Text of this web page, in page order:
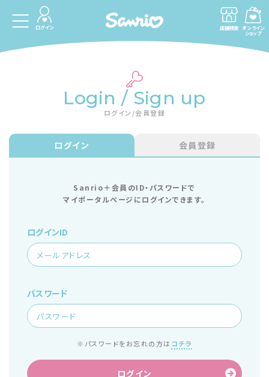
ログイン 店舗検索 オンライン
ショップ
Login / Sign up
ログイン/会員登録
ログイン 会員登録
Sanrio＋会員のID・パスワードで
マイポータルページにログインできます。
ログインID
パスワード
※パスワードをお忘れの方は コチラ
ログイン